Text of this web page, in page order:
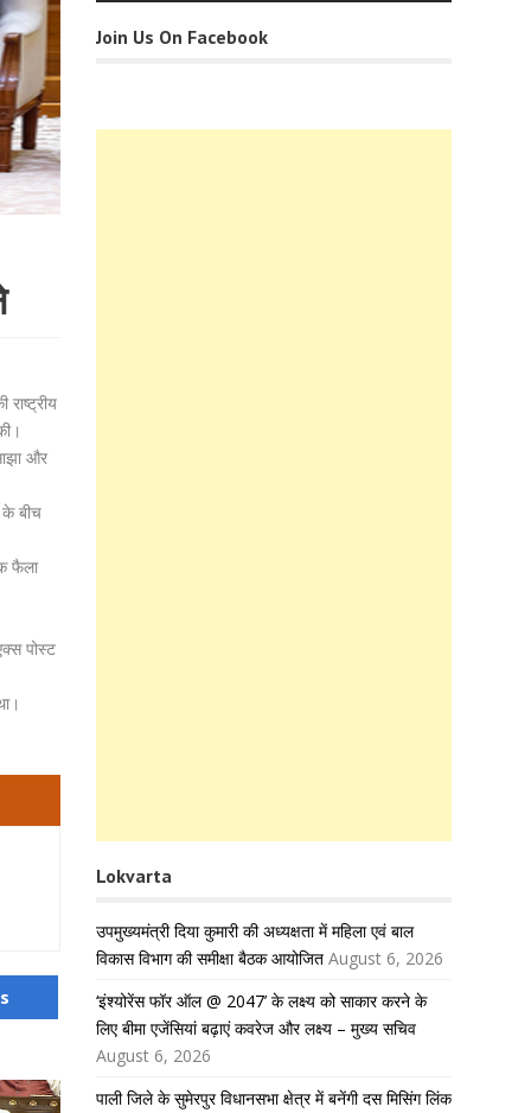
और
के बीच
फैला
पोस्ट
Join Us On Facebook
Lokvarta
उपमुख्यमंत्री दिया कुमारी की अध्यक्षता में महिला एवं बाल
विकास विभाग की समीक्षा बैठक आयोजित August 6, 2026
‘इंश्योरेंस फॉर ऑल @ 2047’ के लक्ष्य को साकार करने के
लिए बीमा एजेंसियां बढ़ाएं कवरेज और लक्ष्य – मुख्य सचिव
August 6, 2026
पाली जिले के सुमेरपुर विधानसभा क्षेत्र में बनेंगी दस मिसिंग लिंक